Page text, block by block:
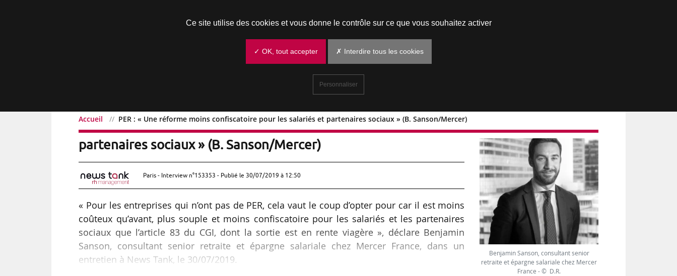
Accueil PER : « Une réforme moins confiscatoire pour les salariés et partenaires sociaux » (B. Sanson/Mercer)
PER : « Une réforme moins confiscatoire pour les salariés et
partenaires sociaux » (B. Sanson/Mercer)
Paris - Interview n°153353 - Publié le 30/07/2019 à 12:50
« Pour les entreprises qui n’ont pas de PER, cela vaut le coup d’opter pour car il est moins
coûteux qu’avant, plus souple et moins confiscatoire pour les salariés et les partenaires
sociaux que l’article 83 du CGI, dont la sortie est en rente viagère », déclare Benjamin
Sanson, consultant senior retraite et épargne salariale chez Mercer France, dans un
entretien à News Tank, le 30/07/2019.
Benjamin Sanson, consultant senior
retraite et épargne salariale chez Mercer
France - © D.R.
Ce site utilise des cookies et vous donne le contrôle sur ce que vous souhaitez activer
✓ OK, tout accepter ✗ Interdire tous les cookies
Personnaliser